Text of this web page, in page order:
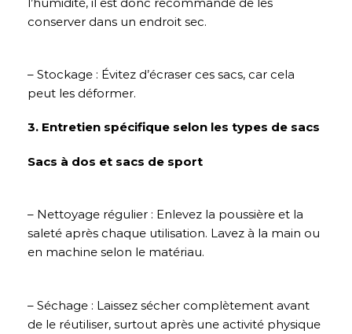
conserver dans un endroit sec.
– Stockage : Évitez d’écraser ces sacs, car cela
peut les déformer.
3. Entretien spécifique selon les types de sacs
Sacs à dos et sacs de sport
– Nettoyage régulier : Enlevez la poussière et la
saleté après chaque utilisation. Lavez à la main ou
en machine selon le matériau.
– Séchage : Laissez sécher complètement avant
de le réutiliser, surtout après une activité physique